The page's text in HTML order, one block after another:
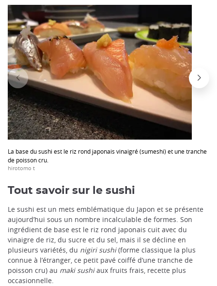
La base du sushi est le riz rond japonais vinaigré (sumeshi) et une tranche
de poisson cru.
hirotomo t
Tout savoir sur le sushi
Le sushi est un mets emblématique du Japon et se présente
aujourd’hui sous un nombre incalculable de formes. Son
ingrédient de base est le riz rond japonais cuit avec du
vinaigre de riz, du sucre et du sel, mais il se décline en
plusieurs variétés, du nigiri sushi(forme classique la plus
connue à l’étranger, ce petit pavé coiffé d’une tranche de
poisson cru) au maki sushiaux fruits frais, recette plus
occasionnelle.
element
loop
on
focus
trap
after
an
iframe